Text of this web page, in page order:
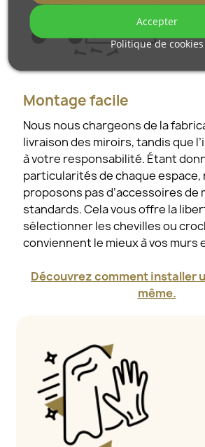
Montage facile
Nous nous chargeons de la
livraison des miroirs, tandis que
à votre responsabilité. Étant
particularités de chaque espace,
proposons pas d’accessoires de
standards. Cela vous offre la
sélectionner les chevilles ou
conviennent le mieux à vos murs
Découvrez comment installer
même.
Politique de cookies
Accepter